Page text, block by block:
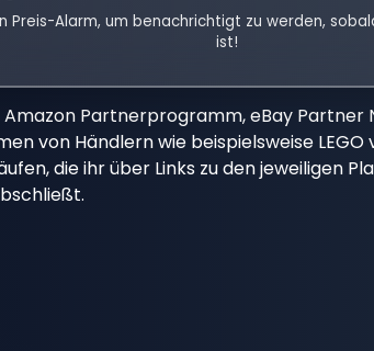
Preis-Alarm, um benachrichtigt zu werden,
ist!
Partnerprogramm, eBay Partner
von Händlern wie beispielsweise LEGO
die ihr über Links zu den jeweiligen